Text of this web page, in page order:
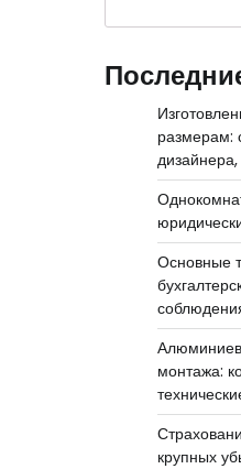
размерам:
Основные
монтажа:
крупных